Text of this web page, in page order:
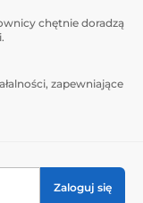
chętnie doradzą
zapewniające
Zaloguj się